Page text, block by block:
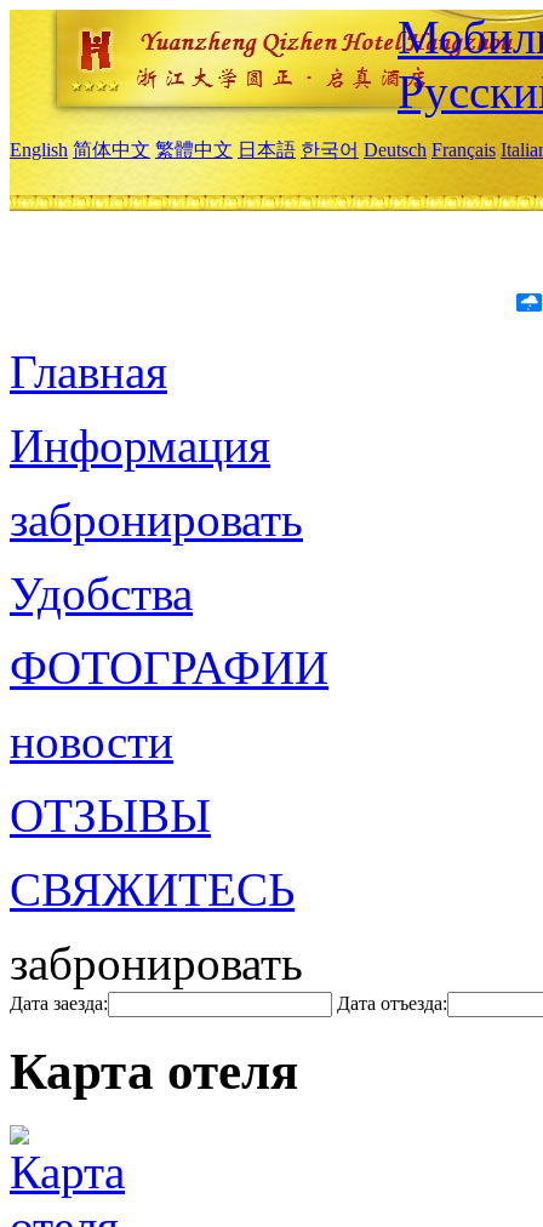
English 简体中文 繁體中文 日本語 한국어 Deutsch Français
Главная
Информация
забронировать
Удобства
ФОТОГРАФИИ
новости
ОТЗЫВЫ
СВЯЖИТЕСЬ
забронировать
Дата заезда: Дата отъезда:
Карта отеля